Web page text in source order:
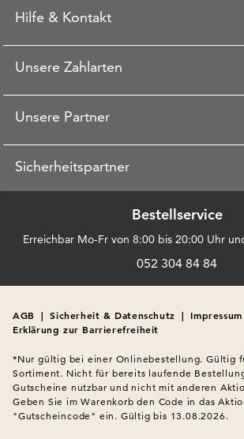
Hilfe & Kontakt
Unsere Zahlarten
Unsere Partner
Sicherheitspartner
Bestellservice
Erreichbar Mo-Fr von 8:00 bis 20:00 Uhr
052 304 84 84
AGB | Sicherheit & Datenschutz | Impressum
Erklärung zur Barrierefreiheit
*Nur gültig bei einer Onlinebestellung. Gültig
Sortiment. Nicht für bereits laufende
Gutscheine nutzbar und nicht mit anderen
Geben Sie im Warenkorb den Code in das
"Gutscheincode" ein. Gültig bis 13.08.2026.